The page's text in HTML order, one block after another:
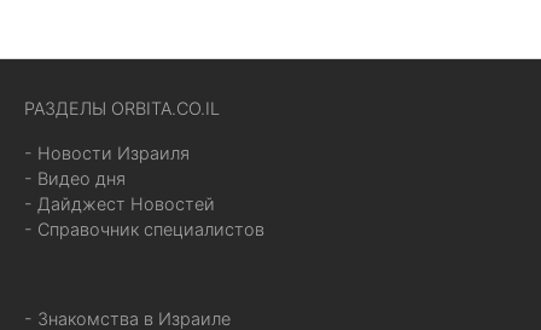
РАЗДЕЛЫ ORBITA.CO.IL
- Новости Израиля
- Видео дня
- Дайджест Новостей
- Справочник специалистов
- Знакомства в Израиле